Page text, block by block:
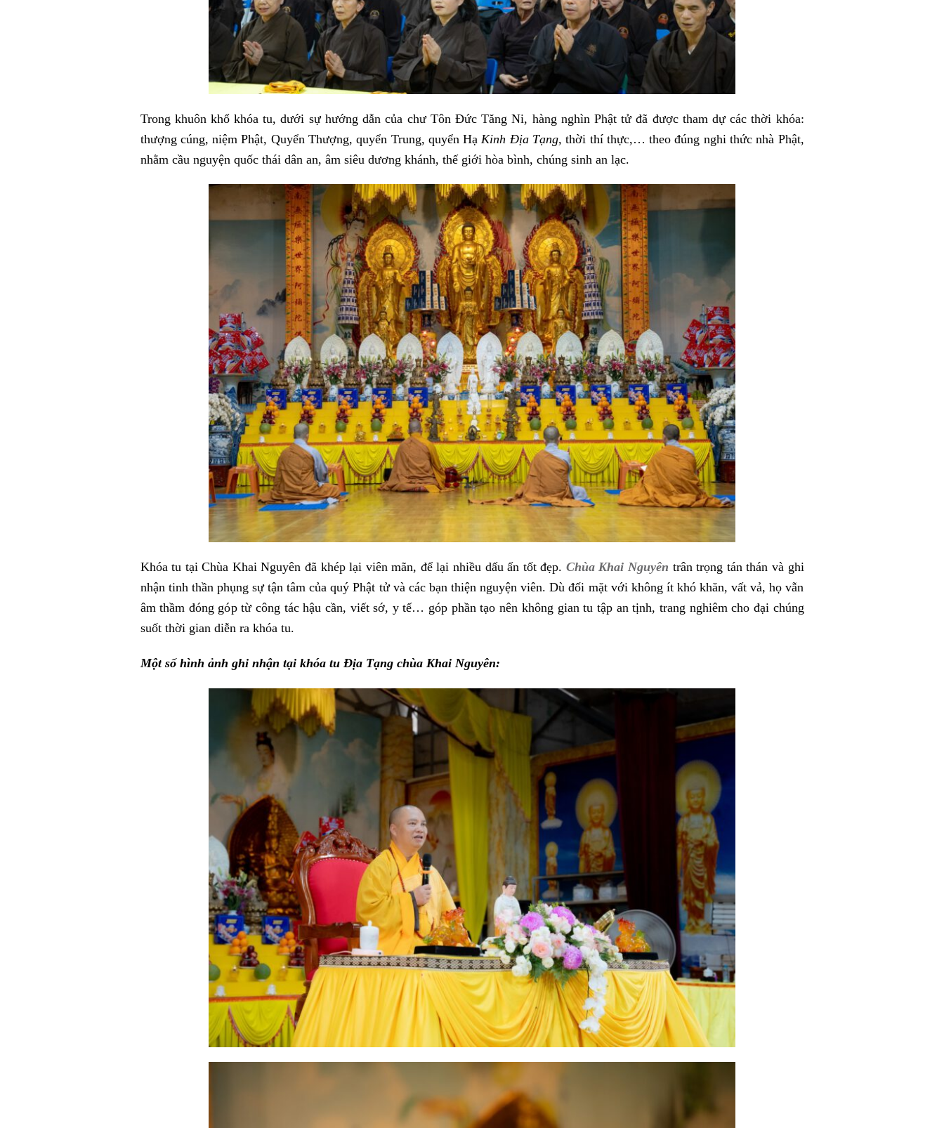
Trong khuôn khổ khóa tu, dưới sự hướng dẫn của chư Tôn Đức Tăng Ni, hàng nghìn Phật tử đã được tham dự các thời khóa:
thượng cúng, niệm Phật, Quyển Thượng, quyển Trung, quyển Hạ Kinh Địa Tạng, thời thí thực,… theo đúng nghi thức nhà Phật,
nhằm cầu nguyện quốc thái dân an, âm siêu dương khánh, thế giới hòa bình, chúng sinh an lạc.
Khóa tu tại Chùa Khai Nguyên đã khép lại viên mãn, để lại nhiều dấu ấn tốt đẹp. Chùa Khai Nguyên trân trọng tán thán và ghi
nhận tinh thần phụng sự tận tâm của quý Phật tử và các bạn thiện nguyện viên. Dù đối mặt với không ít khó khăn, vất vả, họ vẫn
âm thầm đóng góp từ công tác hậu cần, viết sớ, y tế… góp phần tạo nên không gian tu tập an tịnh, trang nghiêm cho đại chúng
suốt thời gian diễn ra khóa tu.
Một số hình ảnh ghi nhận tại khóa tu Địa Tạng chùa Khai Nguyên: